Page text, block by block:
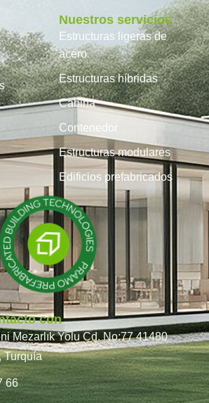
Nuestros servicios
Estructuras ligeras de
acero
Estructuras híbridas
Cabina
Contenedor
Estructuras modulares
Edificios prefabricados
con
Mezarlık Yolu Cd. No:77 41480
Turquía
66